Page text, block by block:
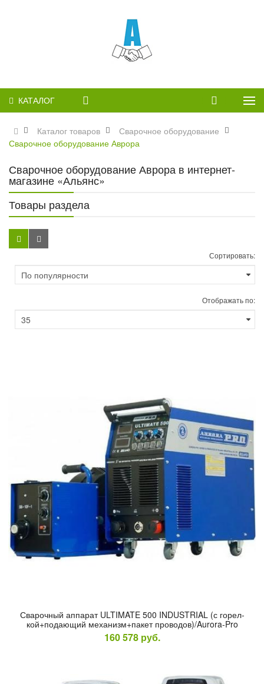
КАТАЛОГ
Каталог товаров
Сварочное оборудование
Сварочное оборудование Аврора
Сварочное оборудование Аврора в интернет-
магазине «Альянс»
Товары раздела
Сортировать:
Отображать по:
Сва­роч­ный ап­па­рат ULTIMATE 500 INDUSTRIAL (с го­рел­
кой+по­да­ющий ме­ханизм+па­кет про­водов)/Aurora-Pro
160 578 руб.